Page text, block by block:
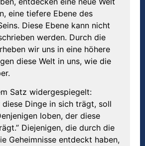
eine tiefere Ebene des
Diese Ebene kann nicht
werden. Durch die
wir uns in eine höhere
diese Welt in uns, wie die
Satz widergespiegelt:
diese Dinge in sich trägt, soll
loben, der diese
Diejenigen, die durch die
Geheimnisse entdeckt haben,